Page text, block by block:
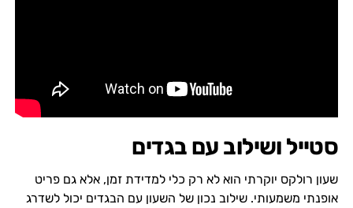
סטייל ושילוב עם בגדים
שעון רולקס יוקרתי הוא לא רק כלי למדידת זמן, אלא גם פריט
אופנתי משמעותי. שילוב נכון של השעון עם הבגדים יכול לשדרג